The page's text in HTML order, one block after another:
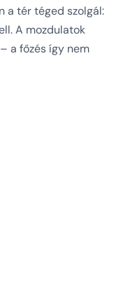
a tér téged szolgál:
A mozdulatok
a főzés így nem